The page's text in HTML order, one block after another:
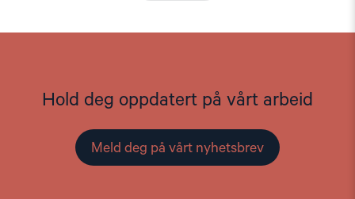
Hold deg oppdatert på vårt arbeid
Meld deg på vårt nyhetsbrev